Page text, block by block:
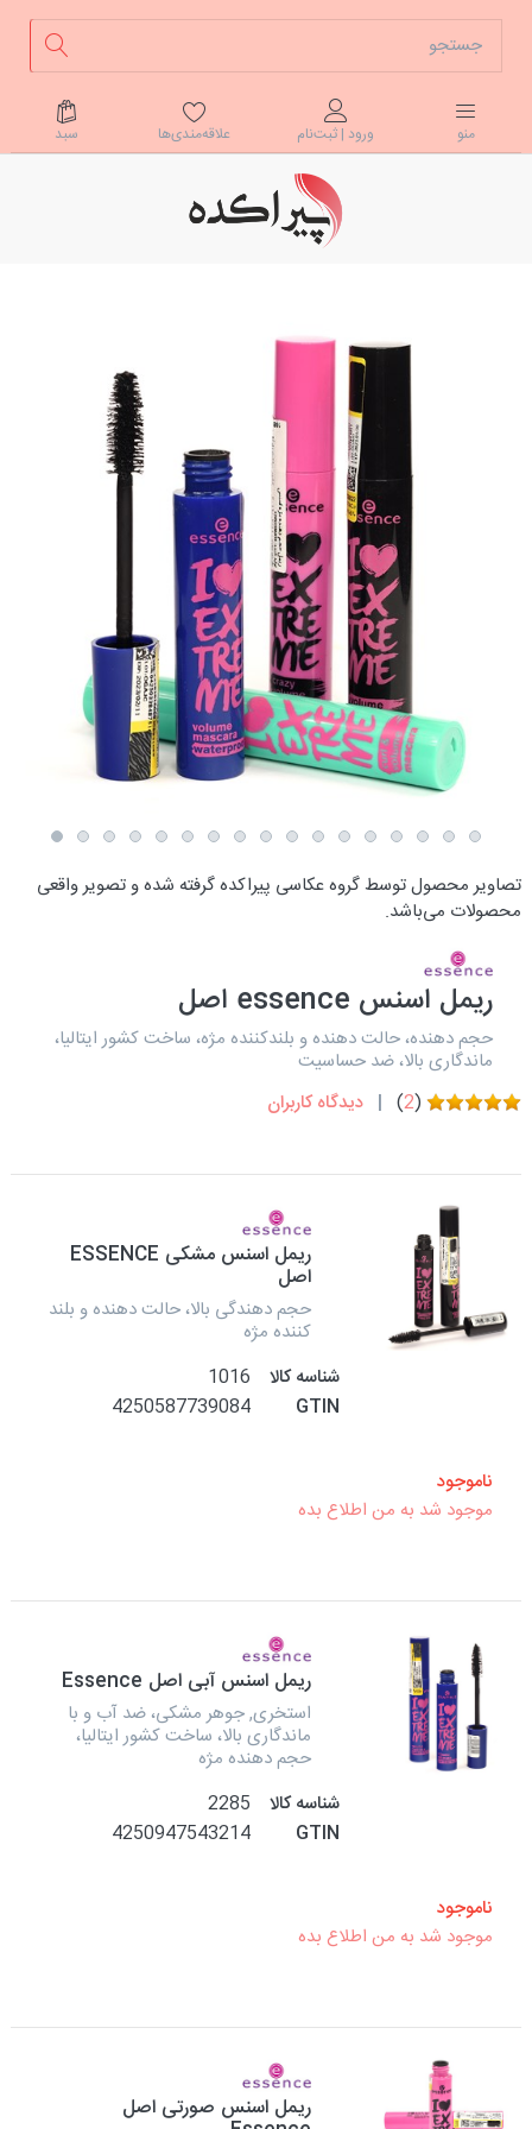
منو ورود | ثبت‌نام علاقه‌مندی‌ها سبد
تصاویر محصول توسط گروه عکاسی پیراکده گرفته شده و تصویر واقعی
محصولات می‌باشد.
ریمل اسنس essence اصل
حجم دهنده، حالت دهنده و بلندکننده مژه، ساخت کشور ایتالیا،
ماندگاری بالا، ضد حساسیت
(
2
) دیدگاه کاربران
ریمل اسنس مشکی ESSENCE
اصل
حجم دهندگی بالا، حالت دهنده و بلند
کننده مژه
شناسه کالا
1016
GTIN
4250587739084
ناموجود
موجود شد به من اطلاع بده
ریمل اسنس آبی اصل Essence
استخری, جوهر مشکی، ضد آب و با
ماندگاری بالا، ساخت کشور ایتالیا،
حجم دهنده مژه
شناسه کالا
2285
GTIN
4250947543214
ناموجود
موجود شد به من اطلاع بده
ریمل اسنس صورتی اصل